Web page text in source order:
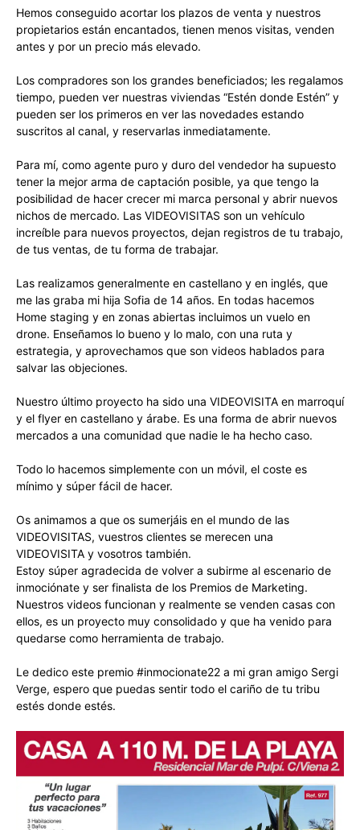
Hemos conseguido acortar los plazos de venta y nuestros
propietarios están encantados, tienen menos visitas, venden
antes y por un precio más elevado.
Los compradores son los grandes beneficiados; les regalamos
tiempo, pueden ver nuestras viviendas “Estén donde Estén” y
pueden ser los primeros en ver las novedades estando
suscritos al canal, y reservarlas inmediatamente.
Para mí, como agente puro y duro del vendedor ha supuesto
tener la mejor arma de captación posible, ya que tengo la
posibilidad de hacer crecer mi marca personal y abrir nuevos
nichos de mercado. Las VIDEOVISITAS son un vehículo
increíble para nuevos proyectos, dejan registros de tu trabajo,
de tus ventas, de tu forma de trabajar.
Las realizamos generalmente en castellano y en inglés, que
me las graba mi hija Sofia de 14 años. En todas hacemos
Home staging y en zonas abiertas incluimos un vuelo en
drone. Enseñamos lo bueno y lo malo, con una ruta y
estrategia, y aprovechamos que son videos hablados para
salvar las objeciones.
Nuestro último proyecto ha sido una VIDEOVISITA en marroquí
y el flyer en castellano y árabe. Es una forma de abrir nuevos
mercados a una comunidad que nadie le ha hecho caso.
Todo lo hacemos simplemente con un móvil, el coste es
mínimo y súper fácil de hacer.
Os animamos a que os sumerjáis en el mundo de las
VIDEOVISITAS, vuestros clientes se merecen una
VIDEOVISITA y vosotros también.
Estoy súper agradecida de volver a subirme al escenario de
inmociónate y ser finalista de los Premios de Marketing.
Nuestros videos funcionan y realmente se venden casas con
ellos, es un proyecto muy consolidado y que ha venido para
quedarse como herramienta de trabajo.
Le dedico este premio #inmocionate22 a mi gran amigo Sergi
Verge, espero que puedas sentir todo el cariño de tu tribu
estés donde estés.